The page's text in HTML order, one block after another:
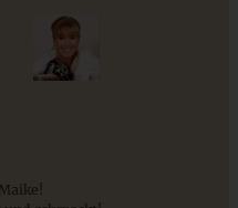
Kuchen